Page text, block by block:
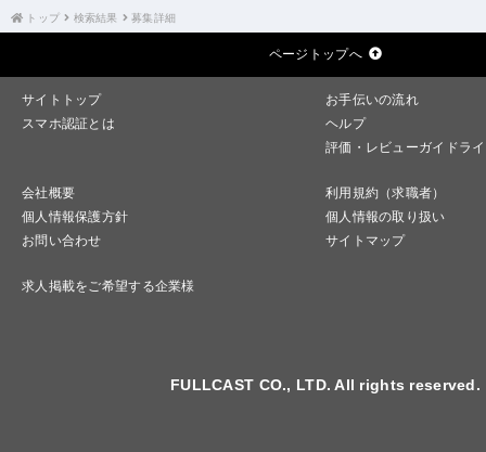
トップ 検索結果 募集詳細
ページトップへ
サイトトップ
お手伝いの流れ
スマホ認証とは
ヘルプ
評価・レビューガイドラ
会社概要
利用規約（求職者）
個人情報保護方針
個人情報の取り扱い
お問い合わせ
サイトマップ
求人掲載をご希望する企業様
FULLCAST CO., LTD. All rights reserved.